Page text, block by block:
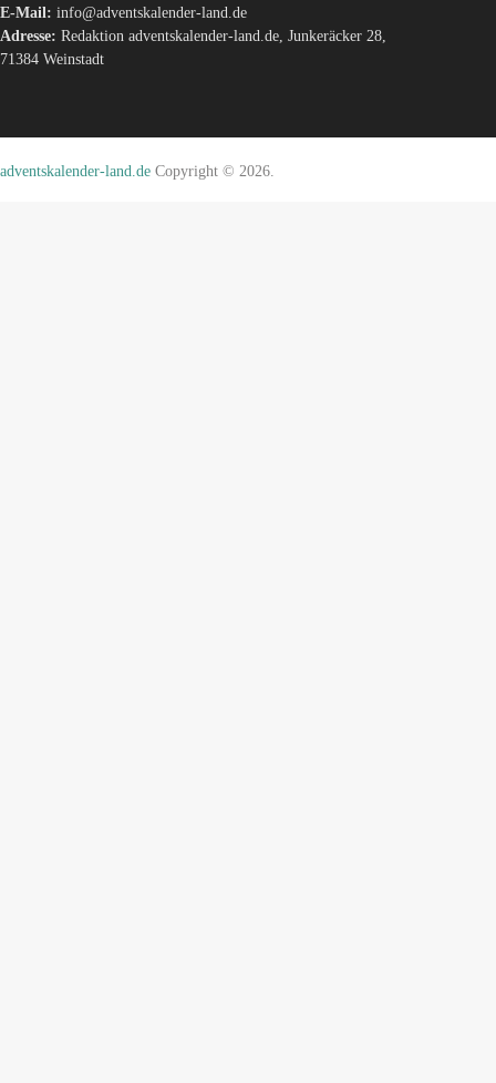
E-Mail: info@adventskalender-land.de
Adresse: Redaktion adventskalender-land.de, Junkeräcker 28,
71384 Weinstadt
adventskalender-land.de Copyright © 2026.